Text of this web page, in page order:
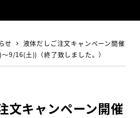
せ
液体だしご注文キャンペーン開催
9/16(土))（終了致しました。）
文キャンペーン開催